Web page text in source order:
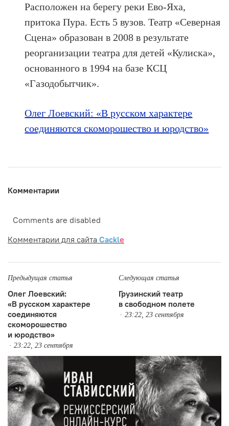
Расположен на берегу реки Ево-Яха,
притока Пура. Есть 5 вузов. Театр «Северная
Сцена» образован в 2008 в результате
реорганизации театра для детей «Кулиска»,
основанного в 1994 на базе КСЦ
«Газодобытчик».
Олег Лоевский: «В русском характере
соединяются скоморошество и юродство»
Комментарии
Comments are disabled
Комментарии для сайта Cackle
Предыдущая статья
Олег Лоевский:
«В русском характере
соединяются
скоморошество
и юродство»
23:22, 23 сентября
Следующая статья
Грузинский театр
в свободном полете
23:22, 23 сентября